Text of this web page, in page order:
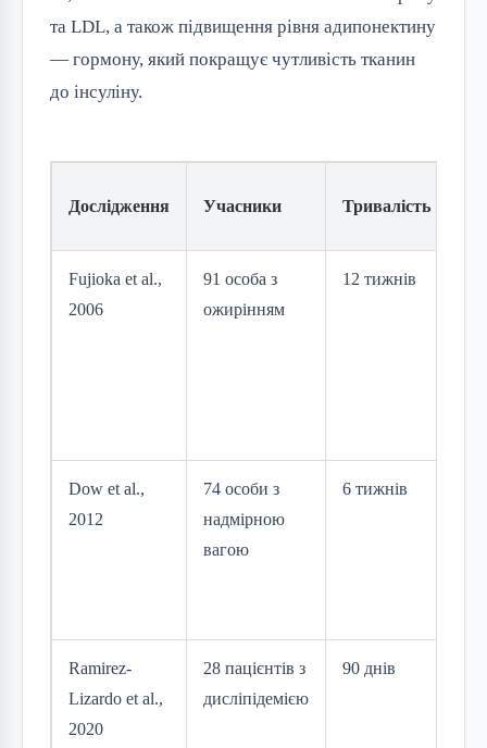
та LDL, а також підвищення рівня адипонектину
— гормону, який покращує чутливість тканин
до інсуліну.
Дослідження Учасники Тривалість
Fujioka et al.,
2006
91 особа з
ожирінням
12 тижнів
Dow et al.,
2012
74 особи з
надмірною
вагою
6 тижнів
Ramirez-
Lizardo et al.,
2020
28 пацієнтів з
дисліпідемією
90 днів